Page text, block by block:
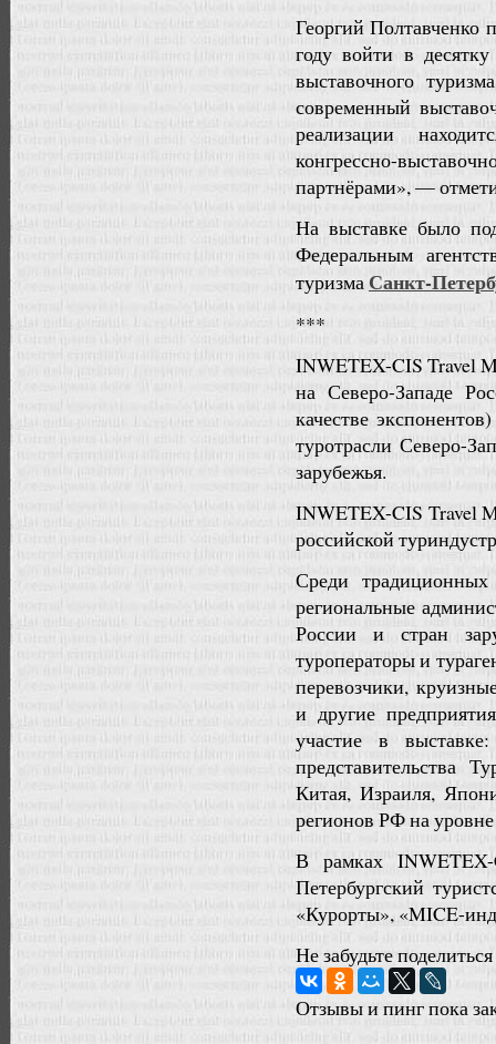
Георгий Полтавченко
году войти в
выставочного
современный
реализации
конгрессно-
партнёрами», —
На выставке было
Федеральным
туризма Санкт-
***
INWETEX-CIS Travel
на Северо-Западе
качестве
туротрасли Северо-
зарубежья.
INWETEX-CIS Travel
российской
Среди
региональные
России и стран
туроператоры и
перевозчики,
и другие
участие в
представительства
Китая, Израиля,
регионов РФ на
В рамках INWETEX-
Петербургский
«Курорты», «MICE-
Не забудьте
Отзывы и пинг пока